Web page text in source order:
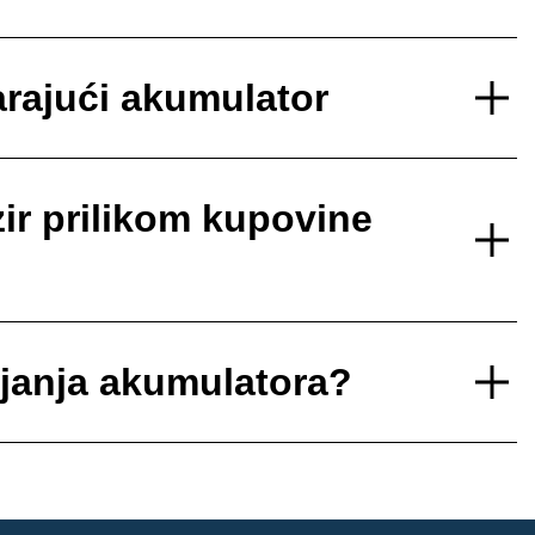
akumulator
prilikom kupovine
akumulatora?